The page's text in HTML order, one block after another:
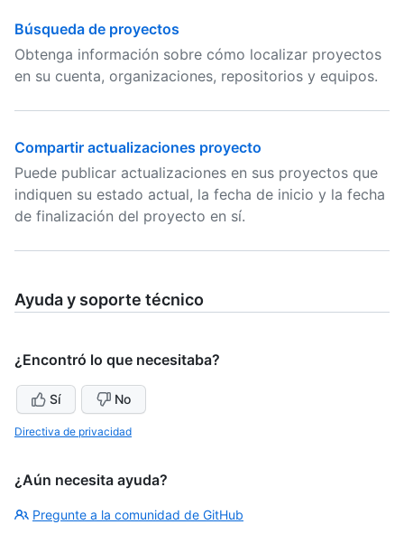
Búsqueda de proyectos
Obtenga información sobre cómo localizar proyectos
en su cuenta, organizaciones, repositorios y equipos.
Compartir actualizaciones proyecto
Puede publicar actualizaciones en sus proyectos que
indiquen su estado actual, la fecha de inicio y la fecha
de finalización del proyecto en sí.
Ayuda y soporte técnico
¿Encontró lo que necesitaba?
Sí No
Directiva de privacidad
¿Aún necesita ayuda?
Pregunte a la comunidad de GitHub